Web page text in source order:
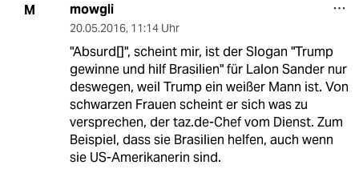
M mowgli
20.05.2016, 11:14 Uhr
"Absurd[]", scheint mir, ist der Slogan "Trump
gewinne und hilf Brasilien" für Lalon Sander nur
deswegen, weil Trump ein weißer Mann ist. Von
schwarzen Frauen scheint er sich was zu
versprechen, der taz.de-Chef vom Dienst. Zum
Beispiel, dass sie Brasilien helfen, auch wenn
sie US-Amerikanerin sind.